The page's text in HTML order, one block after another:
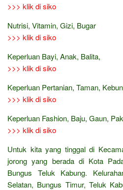
>>> klik di siko
Nutrisi, Vitamin, Gizi, Bugar
>>> klik di siko
Keperluan Bayi, Anak, Balita,
>>> klik di siko
Keperluan Pertanian, Taman,
>>> klik di siko
Keperluan Fashion, Baju, Gaun,
>>> klik di siko
Untuk kita yang tinggal di
jorong yang berada di Kota
Bungus Teluk Kabung.
Selatan, Bungus Timur, Teluk